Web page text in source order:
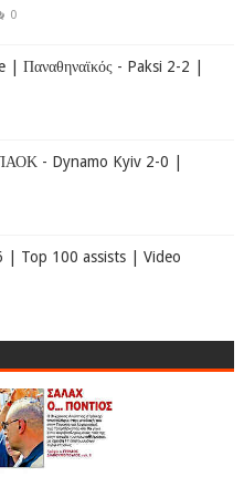
0
| Παναθηναϊκός - Paksi 2-2 |
- Dynamo Kyiv 2-0 |
| Top 100 assists | Video